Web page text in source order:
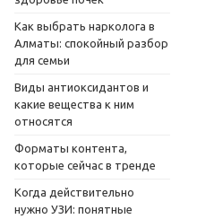
Как выбрать нарколога в
Алматы: спокойный разбор
для семьи
Виды антиоксидантов и
какие вещества к ним
относятся
Форматы контента,
которые сейчас в тренде
Когда действительно
нужно УЗИ: понятные